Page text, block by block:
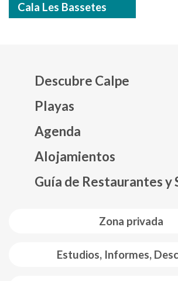
Cala Les Bassetes
Zona privada
Estudios, Informes,
Descubre Calpe
Playas
Agenda
Alojamientos
Guía de Restaurantes y